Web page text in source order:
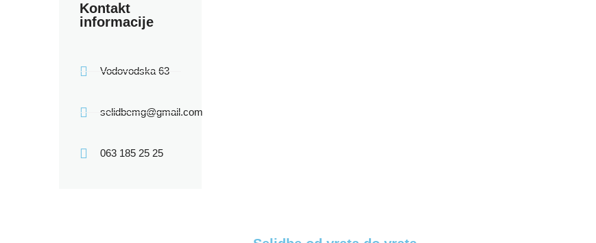
Kontakt
informacije
Vodovodska 63
selidbemg@gmail.com
063 185 25 25